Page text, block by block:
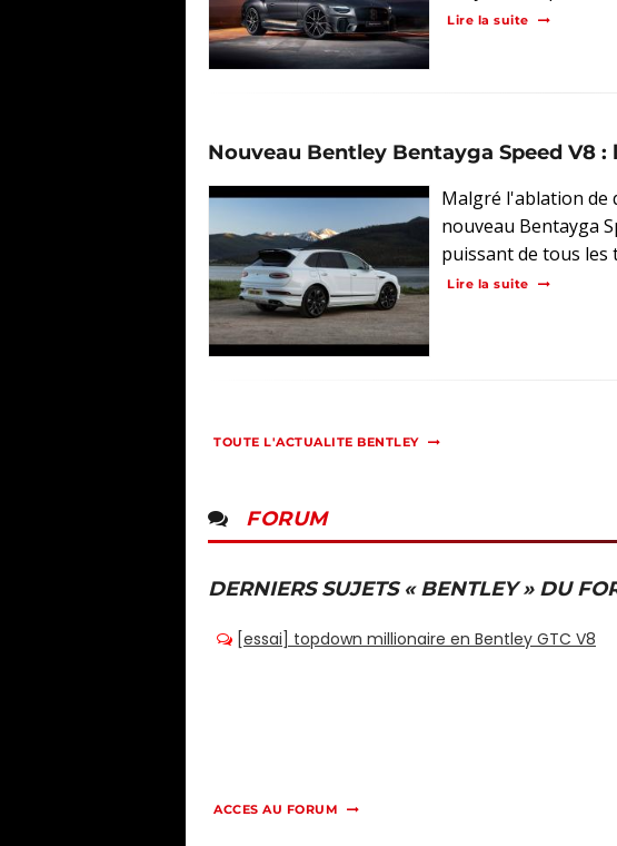
Lire la suite
Nouveau Bentley Bentayga Speed V8 :
Malgré l'ablation de
nouveau Bentayga
puissant de tous les
Lire la suite
TOUTE L'ACTUALITE BENTLEY
FORUM
DERNIERS SUJETS « BENTLEY » DU
ACCES AU FORUM